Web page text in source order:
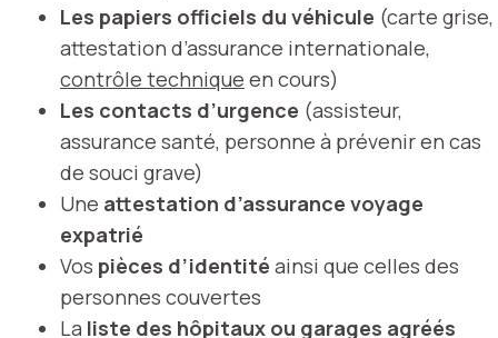
Les papiers officiels du véhicule (carte grise,
attestation d’assurance internationale,
contrôle technique en cours)
Les contacts d’urgence (assisteur,
assurance santé, personne à prévenir en cas
de souci grave)
Une attestation d’assurance voyage
expatrié
Vos pièces d’identité ainsi que celles des
personnes couvertes
La liste des hôpitaux ou garages agréés